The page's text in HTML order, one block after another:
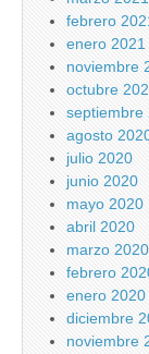
febrero
enero 2021
noviembre
octubre
septiembre
agosto
julio 2020
junio 2020
mayo 2020
abril 2020
marzo 2020
febrero
enero 2020
diciembre
noviembre